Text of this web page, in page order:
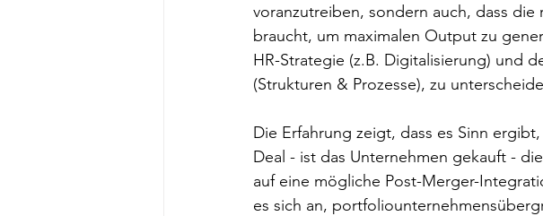
voranzutreiben, sondern auch, dass
braucht, um maximalen Output zu
HR-Strategie (z.B. Digitalisierung) und
(Strukturen & Prozesse), zu
Die Erfahrung zeigt, dass es Sinn
Deal - ist das Unternehmen gekauft -
auf eine mögliche Post-Merger-
es sich an,